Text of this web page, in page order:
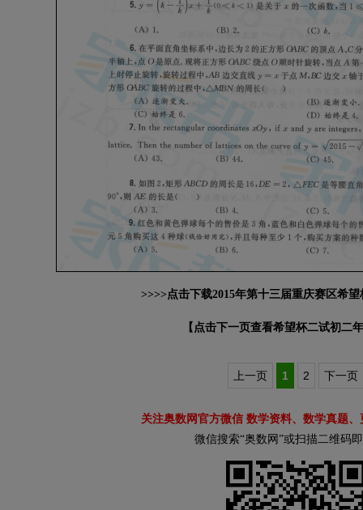
>>>>点击下载2015年第十三届重庆赛区希
【点击下一页查看希望杯二试初二
上一页 1 2 下一页
关注奥数网官方微信 数学资料、数学真题
微信搜索“奥数网”或扫描二维码